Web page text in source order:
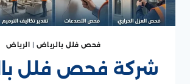
فحص فلل بالرياض | الرياض
شركة فحص فلل